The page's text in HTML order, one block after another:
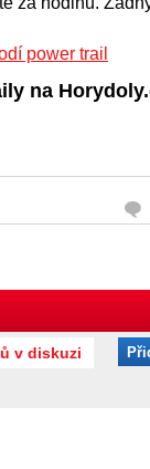
power trail
na
v diskuzi